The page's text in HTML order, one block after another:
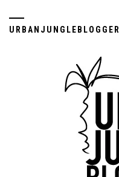
URBANJUNGLEBLOGGER